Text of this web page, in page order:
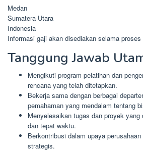
Medan
Sumatera Utara
Indonesia
Informasi gaji akan disediakan selama
Tanggung Jawab
Mengikuti program pelatihan dan
rencana yang telah ditetapkan.
Bekerja sama dengan berbagai
pemahaman yang mendalam tentang
Menyelesaikan tugas dan proyek
dan tepat waktu.
Berkontribusi dalam upaya
strategis.